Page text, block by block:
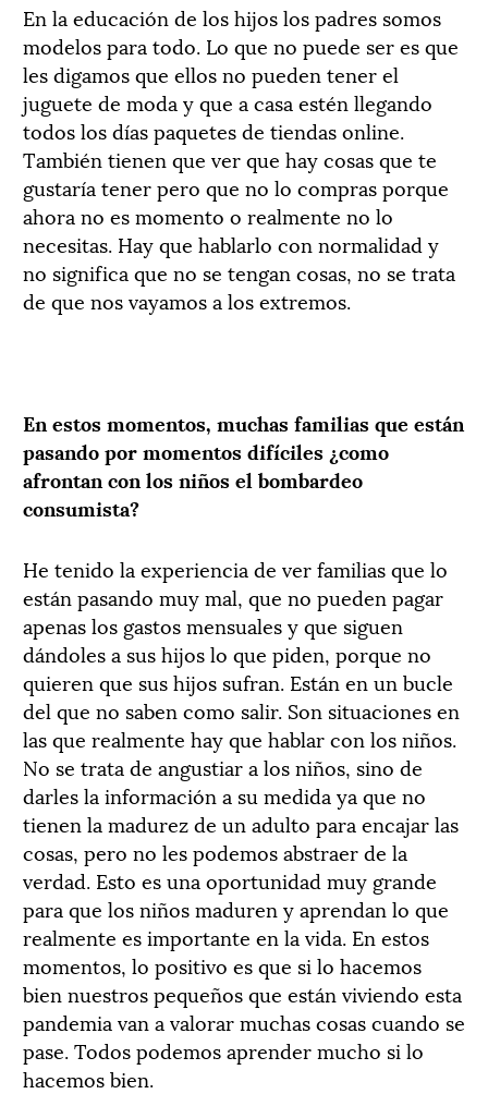
En la educación de los hijos los padres somos
modelos para todo. Lo que no puede ser es que
les digamos que ellos no pueden tener el
juguete de moda y que a casa estén llegando
todos los días paquetes de tiendas online.
También tienen que ver que hay cosas que te
gustaría tener pero que no lo compras porque
ahora no es momento o realmente no lo
necesitas. Hay que hablarlo con normalidad y
no significa que no se tengan cosas, no se trata
de que nos vayamos a los extremos.
En estos momentos, muchas familias que están
pasando por momentos difíciles ¿como
afrontan con los niños el bombardeo
consumista?
He tenido la experiencia de ver familias que lo
están pasando muy mal, que no pueden pagar
apenas los gastos mensuales y que siguen
dándoles a sus hijos lo que piden, porque no
quieren que sus hijos sufran. Están en un bucle
del que no saben como salir. Son situaciones en
las que realmente hay que hablar con los niños.
No se trata de angustiar a los niños, sino de
darles la información a su medida ya que no
tienen la madurez de un adulto para encajar las
cosas, pero no les podemos abstraer de la
verdad. Esto es una oportunidad muy grande
para que los niños maduren y aprendan lo que
realmente es importante en la vida. En estos
momentos, lo positivo es que si lo hacemos
bien nuestros pequeños que están viviendo esta
pandemia van a valorar muchas cosas cuando se
pase. Todos podemos aprender mucho si lo
hacemos bien.